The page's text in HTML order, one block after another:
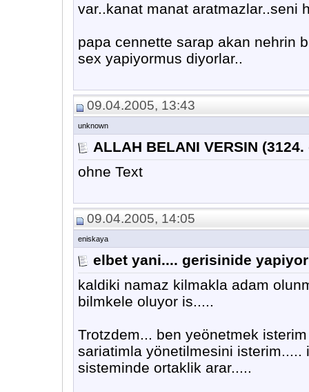
var..kanat manat aratmazlar..seni
papa cennette sarap akan nehrin
sex yapiyormus diyorlar..
09.04.2005, 13:43
unknown
ALLAH BELANI VERSIN (3124.
ohne Text
09.04.2005, 14:05
eniskaya
elbet yani.... gerisinide
kaldiki namaz kilmakla adam
bilmkele oluyor is.....
Trotzdem... ben yeönetmek
sariatimla yönetilmesini
sisteminde ortaklik arar.....